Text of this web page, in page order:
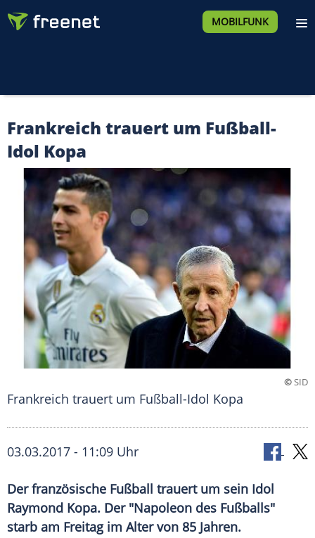
MOBILFUNK
Frankreich trauert um Fußball-
Idol Kopa
©SID
Frankreich trauert um Fußball-Idol Kopa
03.03.2017 - 11:09 Uhr
Der französische Fußball trauert um sein Idol
Raymond Kopa. Der "Napoleon des Fußballs"
starb am Freitag im Alter von 85 Jahren.